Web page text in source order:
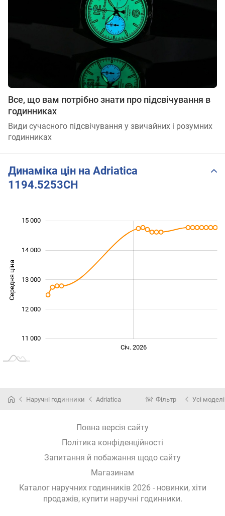
Все, що вам потрібно знати про підсвічування в
годинниках
Види сучасного підсвічування у звичайних і розумних
годинниках
Динаміка цін на Adriatica
1194.5253CH
Середня ціна 11 000
11 000
12 000
13 000
14 000
15 000
Січ. 2026
Наручні годинники Adriatica Фільтр Усі моделі
Повна версія сайту
Політика конфіденційності
Запитання й побажання щодо сайту
Магазинам
Каталог наручних годинників 2026 - новинки, хіти
продажів, купити наручні годинники.